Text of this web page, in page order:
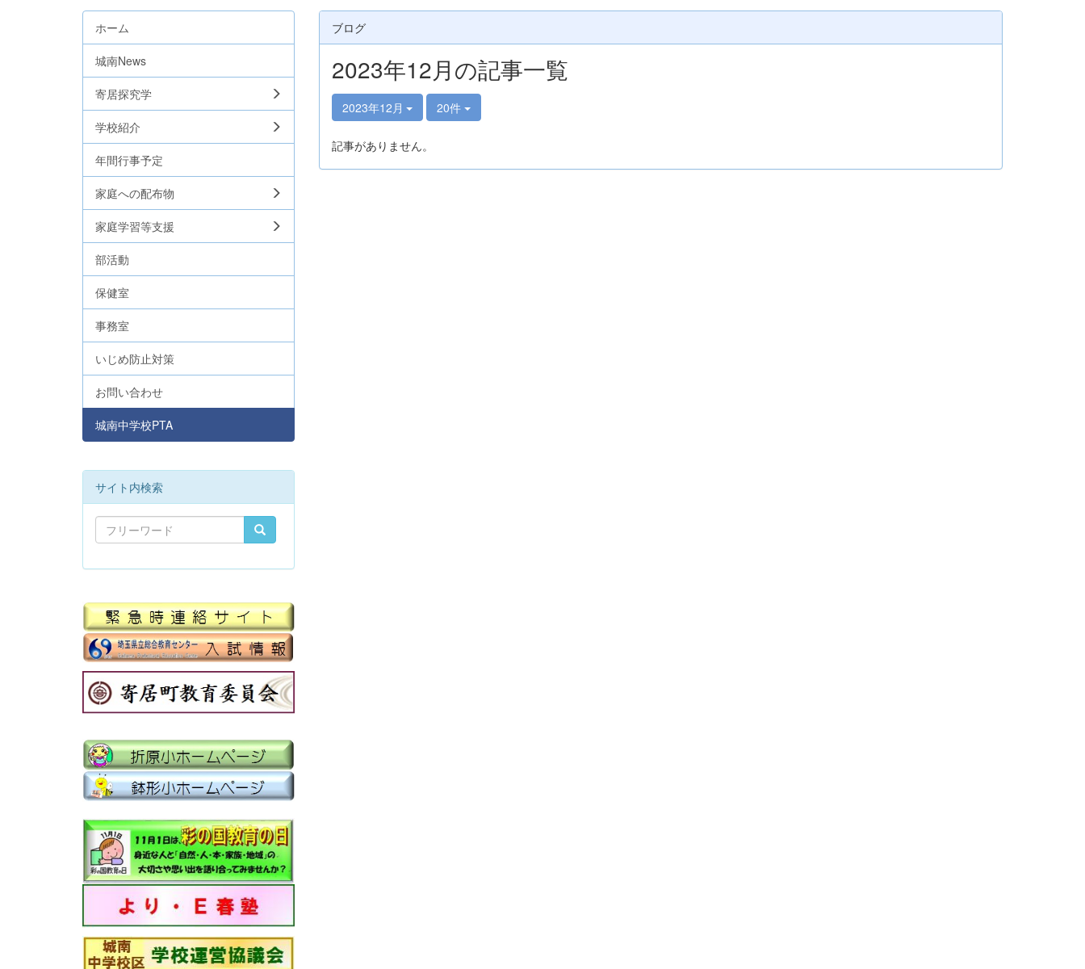
ブログ
2023年12月の記事一覧
2023年12月 20件
記事がありません。
ホーム
城南News
寄居探究学
学校紹介
年間行事予定
家庭への配布物
家庭学習等支援
部活動
保健室
事務室
いじめ防止対策
お問い合わせ
城南中学校PTA
サイト内検索